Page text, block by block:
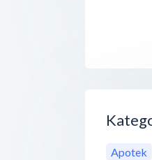
Apotek